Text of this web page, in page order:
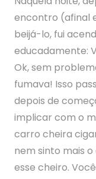
encontro (afinal
beijá-lo, fui
educadamente:
Ok, sem
fumava! Isso
depois de
implicar com o
carro cheira
nem sinto mais
esse cheiro.